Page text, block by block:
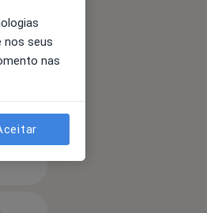
nos seus
nas